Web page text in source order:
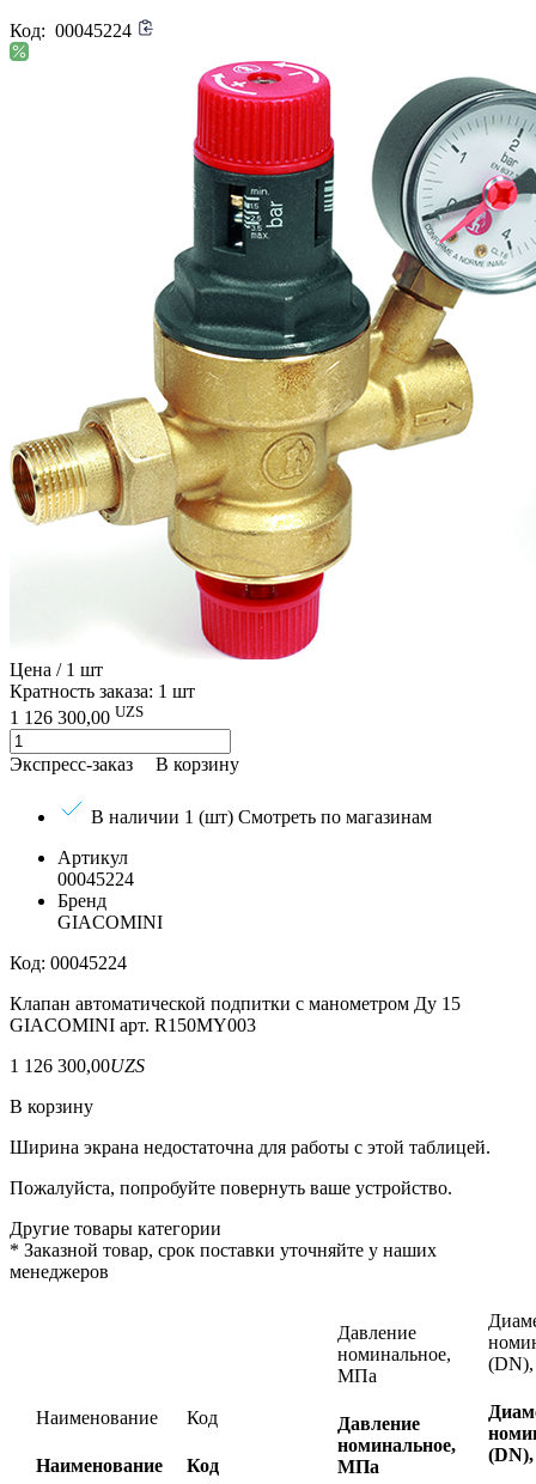
Код: 00045224
Цена / 1 шт
Кратность заказа: 1 шт
1 126 300,00 UZS
Экспресс-заказ В корзину
В наличии 1 (шт) Смотреть по магазинам
Артикул
00045224
Бренд
GIACOMINI
Код: 00045224
Клапан автоматической подпитки с манометром Ду 15
GIACOMINI арт. R150MY003
1 126 300,00UZS
В корзину
Ширина экрана недостаточна для работы с этой таблицей.
Пожалуйста, попробуйте повернуть ваше устройство.
Другие товары категории
* Заказной товар, срок поставки уточняйте у наших
менеджеров
Наименование
Наименование
Код
Код
Давление
номинальное,
МПа
Давление
номинальное,
МПа